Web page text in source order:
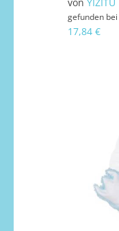
gefunden bei
17,84 €